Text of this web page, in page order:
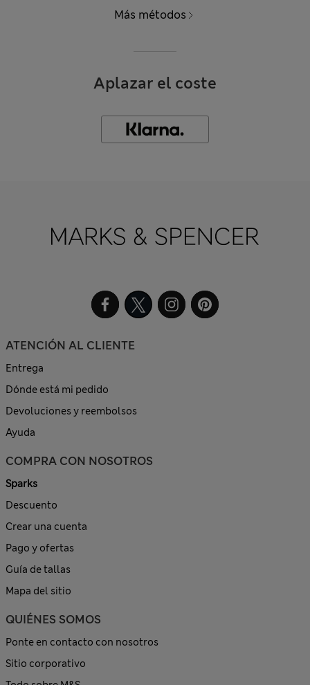
Más métodos
Aplazar el coste
ATENCIÓN AL CLIENTE
Entrega
Dónde está mi pedido
Devoluciones y reembolsos
Ayuda
COMPRA CON NOSOTROS
Sparks
Descuento
Crear una cuenta
Pago y ofertas
Guía de tallas
Mapa del sitio
QUIÉNES SOMOS
Ponte en contacto con nosotros
Sitio corporativo